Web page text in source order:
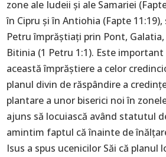
zone ale Iudeii și ale Samariei
în Cipru și în Antiohia (Fapte
Petru împrăștiați prin Pont, Galatia,
Bitinia (1 Petru 1:1). Este
această împrăștiere a celor
planul divin de răspândire a
plantare a unor biserici noi în
ajuns să locuiască având statutul
amintim faptul că înainte de
Isus a spus ucenicilor Săi că planul